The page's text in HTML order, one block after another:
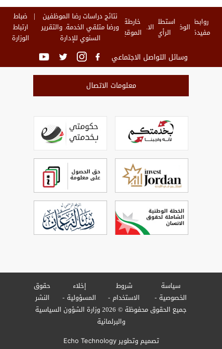
روابط
مفيدة الوظائفاستطلاع
الرأي الاخبارخارطة
الموقع
نتائج دراسات رضا الموظفين
ورضا متلقي الخدمة. والتقرير
السنوي للإدارة
ضباط
ارتباط
الوزارة
وسائل التواصل الاجتماعي
معلومات الاتصال
سياسة
الخصوصية
شروط
الاستخدام
إخلاء
المسؤولية
حقوق
النشر
جميع الحقوق محفوظة © 2026 وزارة الشؤون السياسية
والبرلمانية
تصميم وتطويرEcho Technology